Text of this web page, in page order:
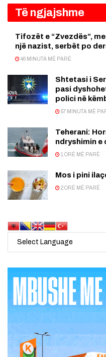
Të ngjajshme
Tifozët e “Zvezdës”,
një nazist, serbët po
46 MINUTA MË PARË
Shtetasi i
pasi
polici në
57 MINUTA MË
Teherani:
ndryshimin e
1 ORË MË PARË
Mos i pini
2 ORË MË PARË